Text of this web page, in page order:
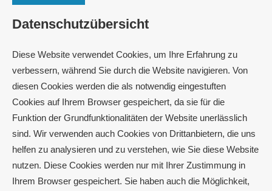
Datenschutzübersicht
Diese Website verwendet Cookies, um Ihre Erfahrung zu
verbessern, während Sie durch die Website navigieren. Von
diesen Cookies werden die als notwendig eingestuften
Cookies auf Ihrem Browser gespeichert, da sie für die
Funktion der Grundfunktionalitäten der Website unerlässlich
sind. Wir verwenden auch Cookies von Drittanbietern, die uns
helfen zu analysieren und zu verstehen, wie Sie diese Website
nutzen. Diese Cookies werden nur mit Ihrer Zustimmung in
Ihrem Browser gespeichert. Sie haben auch die Möglichkeit,